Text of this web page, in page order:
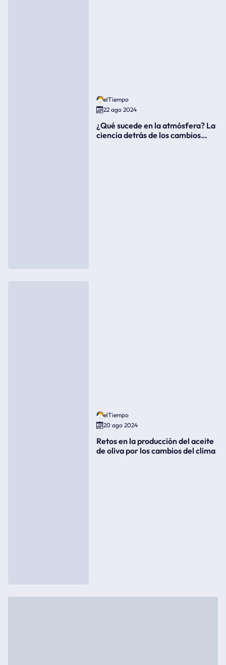
elTiempo
22 ago 2024
¿Qué sucede en la atmósfera? La
ciencia detrás de los cambios
elTiempo
20 ago 2024
Retos en la producción del aceite
de oliva por los cambios del clima